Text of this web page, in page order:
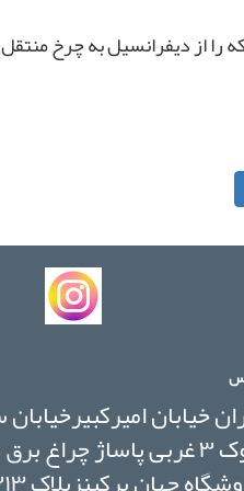
از دیفرانسیل به چرخ
خیابان
بلوک ۳ غربی پاساژ چراغ